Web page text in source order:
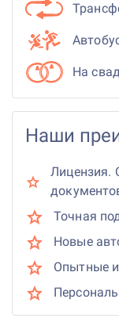
На
Наши
Лицензия.
Точная
Новые
Опытные